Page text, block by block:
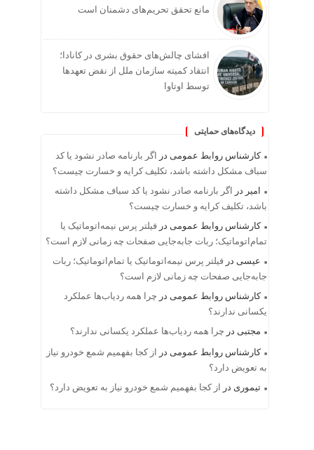
مانع تحقق تحریم‌های دشمنان است
افشای چالش‌های حقوق بشری در کانادا؛
انتقاد کمیته سازمان ملل از نقض تعهد‌ها
توسط اوتاوا
دیدگاه‌های حمایتی
کارشناس روابط عمومی در
اگر بارنامه صادر نشود یا کد
سباف مشکل داشته باشد، تکلیف کرایه و خسارت چیست؟
امیر در
اگر بارنامه صادر نشود یا کد سباف مشکل داشته
باشد، تکلیف کرایه و خسارت چیست؟
کارشناس روابط عمومی در فیلتر پرس نیمه‌اتوماتیک یا
تمام‌اتوماتیک؛ ربات جابه‌جایی صفحات چه زمانی لازم است؟
عیسی در فیلتر پرس نیمه‌اتوماتیک یا تمام‌اتوماتیک؛ ربات
جابه‌جایی صفحات چه زمانی لازم است؟
کارشناس روابط عمومی در چرا همه ردیاب‌ها عملکرد
یکسانی ندارند؟
مجتبی در چرا همه ردیاب‌ها عملکرد یکسانی ندارند؟
کارشناس روابط عمومی در
از کجا بفهمیم شمع خودرو نیاز
به تعویض دارد؟
تیموری در از کجا بفهمیم شمع خودرو نیاز به تعویض دارد؟